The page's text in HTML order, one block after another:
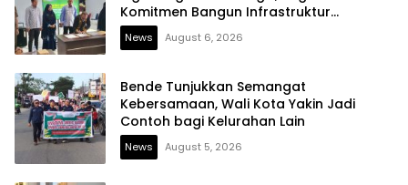
Komitmen Bangun Infrastruktur
Berintegritas
News August 6, 2026
Bende Tunjukkan Semangat
Kebersamaan, Wali Kota Yakin Jadi
Contoh bagi Kelurahan Lain
News August 5, 2026